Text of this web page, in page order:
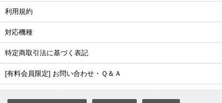
利用規約
対応機種
特定商取引法に基づく表記
[有料会員限定] お問い合わせ・Ｑ＆Ａ